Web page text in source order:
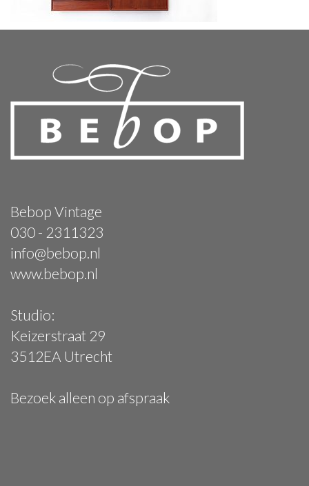
Bebop Vintage
030 - 2311323
info@bebop.nl
www.bebop.nl
Studio:
Keizerstraat 29
3512EA Utrecht
Bezoek alleen op afspraak